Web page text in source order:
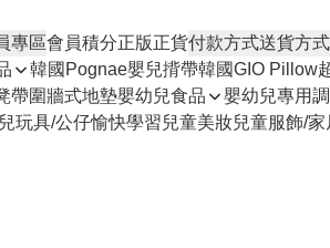
專區會員積分正版正貨付款方式送貨方式
韓國Pognae嬰兒揹帶韓國GIO Pillow
帶圍牆式地墊嬰幼兒食品 嬰幼兒專用
玩具/公仔愉快學習兒童美妝兒童服飾/家